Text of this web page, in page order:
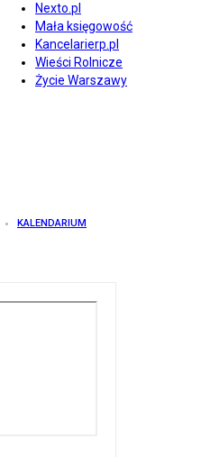
Nexto.pl
Mała księgowość
Kancelarierp.pl
Wieści Rolnicze
Życie Warszawy
KALENDARIUM